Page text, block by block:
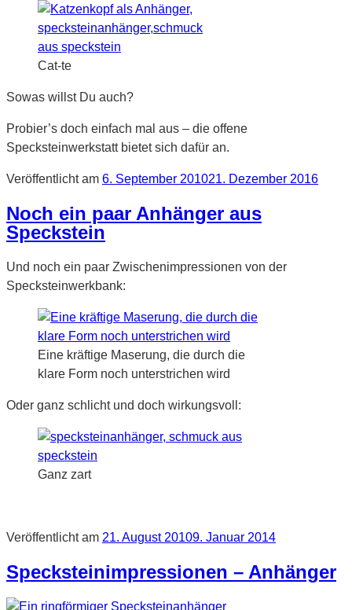
Cat-te
Sowas willst Du auch?
Probier’s doch einfach mal aus – die offene
Specksteinwerkstatt bietet sich dafür an.
Veröffentlicht am 6. September 201021. Dezember 2016
Noch ein paar Anhänger aus
Speckstein
Und noch ein paar Zwischenimpressionen von der
Specksteinwerkbank:
Eine kräftige Maserung, die durch die
klare Form noch unterstrichen wird
Oder ganz schlicht und doch wirkungsvoll:
Ganz zart
Veröffentlicht am 21. August 20109. Januar 2014
Specksteinimpressionen – Anhänger